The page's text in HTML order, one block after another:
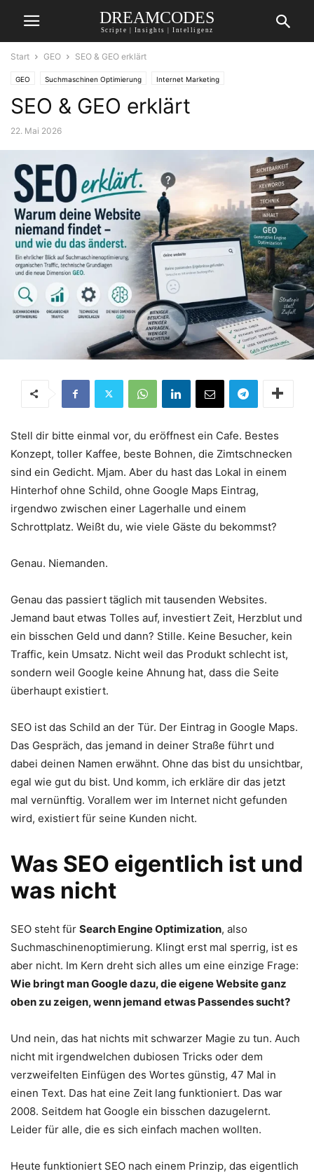
DREAMCODES
Scripte | Insights | Intelligenz
Start GEO SEO & GEO erklärt
GEO Suchmaschinen Optimierung Internet Marketing
SEO & GEO erklärt
22. Mai 2026
Stell dir bitte einmal vor, du eröffnest ein Cafe. Bestes
Konzept, toller Kaffee, beste Bohnen, die Zimtschnecken
sind ein Gedicht. Mjam. Aber du hast das Lokal in einem
Hinterhof ohne Schild, ohne Google Maps Eintrag,
irgendwo zwischen einer Lagerhalle und einem
Schrottplatz. Weißt du, wie viele Gäste du bekommst?
Genau. Niemanden.
Genau das passiert täglich mit tausenden Websites.
Jemand baut etwas Tolles auf, investiert Zeit, Herzblut und
ein bisschen Geld und dann? Stille. Keine Besucher, kein
Traffic, kein Umsatz. Nicht weil das Produkt schlecht ist,
sondern weil Google keine Ahnung hat, dass die Seite
überhaupt existiert.
SEO ist das Schild an der Tür. Der Eintrag in Google Maps.
Das Gespräch, das jemand in deiner Straße führt und
dabei deinen Namen erwähnt. Ohne das bist du unsichtbar,
egal wie gut du bist. Und komm, ich erkläre dir das jetzt
mal vernünftig. Vorallem wer im Internet nicht gefunden
wird, existiert für seine Kunden nicht.
Was SEO eigentlich ist und
was nicht
SEO steht für Search Engine Optimization, also
Suchmaschinenoptimierung. Klingt erst mal sperrig, ist es
aber nicht. Im Kern dreht sich alles um eine einzige Frage:
Wie bringt man Google dazu, die eigene Website ganz
oben zu zeigen, wenn jemand etwas Passendes sucht?
Und nein, das hat nichts mit schwarzer Magie zu tun. Auch
nicht mit irgendwelchen dubiosen Tricks oder dem
verzweifelten Einfügen des Wortes günstig, 47 Mal in
einen Text. Das hat eine Zeit lang funktioniert. Das war
2008. Seitdem hat Google ein bisschen dazugelernt.
Leider für alle, die es sich einfach machen wollten.
Heute funktioniert SEO nach einem Prinzip, das eigentlich